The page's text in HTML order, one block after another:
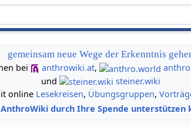
gemeinsam neue Wege der Erkenntnis
bei
anthrowiki.at,
und
steiner.wiki
online Lesekreisen, Übungsgruppen,
durch Ihre Spende